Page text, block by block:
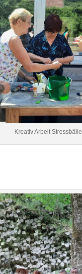
Kreativ Arbeit Stressbälle